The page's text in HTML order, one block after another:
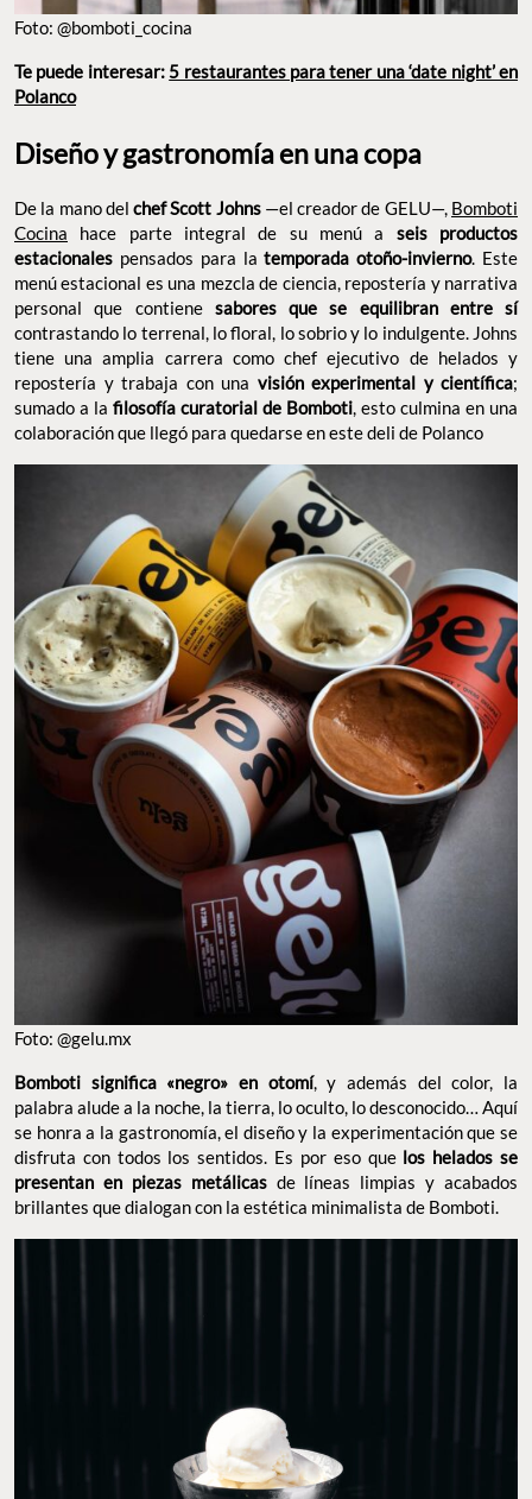
Foto: @bomboti_cocina
Te puede interesar: 5 restaurantes para tener una ‘date night’ en
Polanco
Diseño y gastronomía en una copa
De la mano delchef Scott Johns—el creador de GELU—, Bomboti
Cocina hace parte integral de su menú a seis productos
estacionales pensados para latemporada otoño-invierno. Este
menú estacional es una mezcla de ciencia, repostería y narrativa
personal que contienesabores que se equilibran entre sí
contrastando lo terrenal, lo floral, lo sobrio y lo indulgente. Johns
tiene una amplia carrera como chef ejecutivo de helados y
repostería y trabaja con una visión experimental y científica;
sumado a la filosofía curatorial de Bomboti , esto culmina en una
colaboración que llegó para quedarse en este deli de Polanco
Foto: @gelu.mx
Bomboti significa «negro» en otomí, y además del color, la
palabra alude a la noche, la tierra, lo oculto, lo desconocido… Aquí
se honra a la gastronomía, el diseño y la experimentación que se
disfruta con todos los sentidos. Es por eso que los helados se
presentan en piezas metálicasde líneas limpias y acabados
brillantes que dialogan con la estética minimalista de Bomboti.